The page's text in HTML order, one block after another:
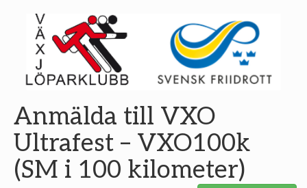
Anmälda till VXO
Ultrafest – VXO100k
(SM i 100 kilometer)